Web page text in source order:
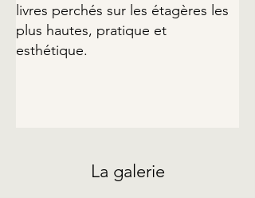
livres perchés sur les étagères les
plus hautes, pratique et
esthétique.
La galerie